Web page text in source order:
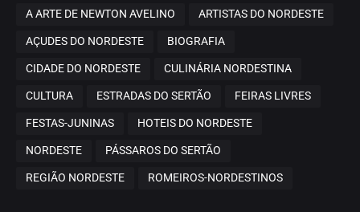
A ARTE DE NEWTON AVELINO ARTISTAS DO NORDESTE
AÇUDES DO NORDESTE BIOGRAFIA
CIDADE DO NORDESTE CULINÁRIA NORDESTINA
CULTURA ESTRADAS DO SERTÃO FEIRAS LIVRES
FESTAS-JUNINAS HOTEIS DO NORDESTE
NORDESTE PÁSSAROS DO SERTÃO
REGIÃO NORDESTE ROMEIROS-NORDESTINOS